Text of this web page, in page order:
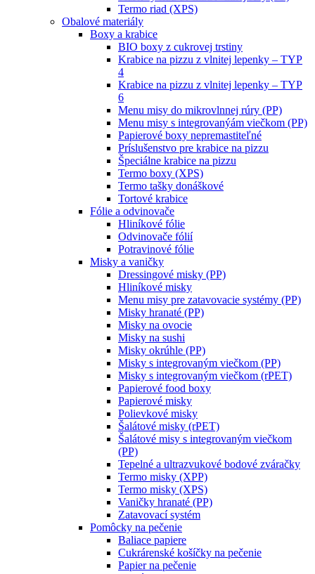
Termo riad (XPS)
Obalové materiály
Boxy a krabice
BIO boxy z cukrovej trstiny
Krabice na pizzu z vlnitej lepenky – TYP
4
Krabice na pizzu z vlnitej lepenky – TYP
6
Menu misy do mikrovlnnej rúry (PP)
Menu misy s integrovanýám viečkom (PP)
Papierové boxy nepremastiteľné
Príslušenstvo pre krabice na pizzu
Špeciálne krabice na pizzu
Termo boxy (XPS)
Termo tašky donáškové
Tortové krabice
Fólie a odvinovače
Hliníkové fólie
Odvinovače fólií
Potravinové fólie
Misky a vaničky
Dressingové misky (PP)
Hliníkové misky
Menu misy pre zatavovacie systémy (PP)
Misky hranaté (PP)
Misky na ovocie
Misky na sushi
Misky okrúhle (PP)
Misky s integrovaným viečkom (PP)
Misky s integrovaným viečkom (rPET)
Papierové food boxy
Papierové misky
Polievkové misky
Šalátové misky (rPET)
Šalátové misy s integrovaným viečkom
(PP)
Tepelné a ultrazvukové bodové zváračky
Termo misky (XPP)
Termo misky (XPS)
Vaničky hranaté (PP)
Zatavovací systém
Pomôcky na pečenie
Baliace papiere
Cukrárenské košíčky na pečenie
Papier na pečenie